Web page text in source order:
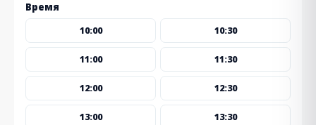
Время
10:00 10:30
11:00 11:30
12:00 12:30
13:00 13:30